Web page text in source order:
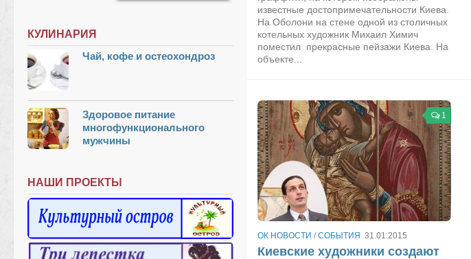
известные достопримечательности Киева.
На Оболони на стене одной из столичных
котельных художник Михаил Химич
поместил прекрасные пейзажи Киева. На
объекте...
1
ОК НОВОСТИ /СОБЫТИЯ 31.01.2015
Киевские художники создают
КУЛИНАРИЯ
Чай, кофе и остеохондроз
Здоровое питание
многофункционального
мужчины
НАШИ ПРОЕКТЫ